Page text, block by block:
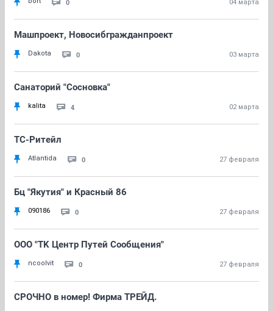
0 04 марта
Машпроект, Новосибгражданпроект
Dakota 0 03 марта
Санаторий "Сосновка"
kalita 4 02 марта
ТС-Ритейл
Atlantida 0 27 февраля
Бц "Якутия" и Красный 86
090186 0 27 февраля
ООО "TK Центр Путей Сообщения"
ncoolvit 0 27 февраля
СРОЧНО в номер! Фирма ТРЕЙД.